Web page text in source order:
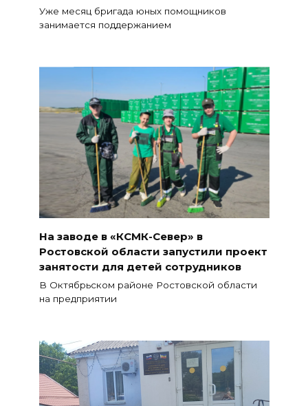
Уже месяц бригада юных помощников
занимается поддержанием
На заводе в «КСМК-Север» в
Ростовской области запустили проект
занятости для детей сотрудников
В Октябрьском районе Ростовской области
на предприятии